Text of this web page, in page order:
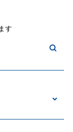
す